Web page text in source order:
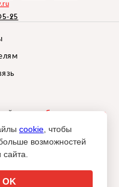
25
проектбрендингового
допустимо только при
cookie , чтобы
возможностей
OK